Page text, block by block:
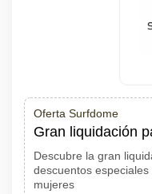
Oferta Surfdome
Gran liquidación
Descubre la gran
descuentos
mujeres